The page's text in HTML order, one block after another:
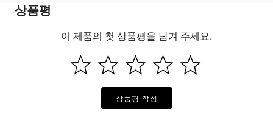
상품평
이 제품의 첫 상품평을 남겨 주세요.
상품평 작성